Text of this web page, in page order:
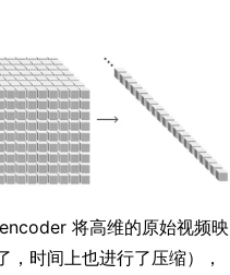
将高维的原始视频映
时间上也进行了压缩），